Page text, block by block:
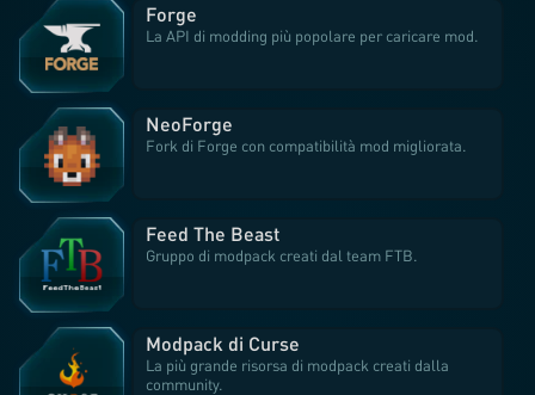
Forge
La API di modding più popolare per caricare mod.
NeoForge
Fork di Forge con compatibilità mod migliorata.
Feed The Beast
Gruppo di modpack creati dal team FTB.
Modpack di Curse
La più grande risorsa di modpack creati dalla
community.